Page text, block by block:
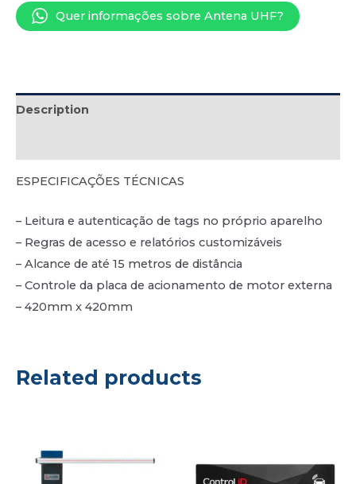
Quer informações sobre Antena UHF?
Description
ESPECIFICAÇÕES TÉCNICAS
– Leitura e autenticação de tags no próprio aparelho
– Regras de acesso e relatórios customizáveis
– Alcance de até 15 metros de distância
– Controle da placa de acionamento de motor externa
– 420mm x 420mm
Related products